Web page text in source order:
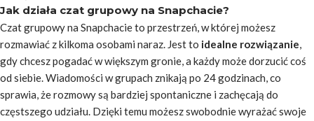
Jak działa czat grupowy na Snapchacie?
Czat grupowy na Snapchacie to przestrzeń, w której możesz
rozmawiać z kilkoma osobami naraz. Jest to idealne rozwiązanie,
gdy chcesz pogadać w większym gronie, a każdy może dorzucić coś
od siebie. Wiadomości w grupach znikają po 24 godzinach, co
sprawia, że rozmowy są bardziej spontaniczne i zachęcają do
częstszego udziału. Dzięki temu możesz swobodnie wyrażać swoje